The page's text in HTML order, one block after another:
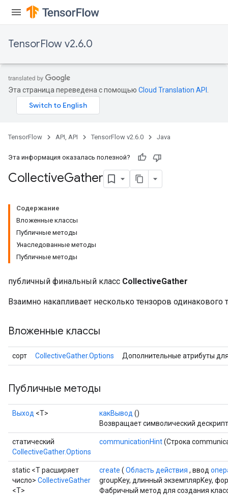
TensorFlow v2.6.0
Эта страница переведена с помощью Cloud Translation API
TensorFlow API, API TensorFlow v2.6.0 Java
Эта информация оказалась полезной?
CollectiveGather
Содержание
Вложенные классы
Публичные методы
Унаследованные методы
Публичные методы
публичный финальный класс CollectiveGather
Взаимно накапливает несколько тензоров
Вложенные классы
сорт CollectiveGather.Options Дополнительные атрибуты
Публичные методы
Выход <Т> какВывод ()
Возвращает символический
статический
CollectiveGather.Options
communicationHint(Строка
static <T расширяет
число> CollectiveGather
<T>
create ( Область действия , ввод
groupKey, длинный экземплярKey,
Фабричный метод для создания